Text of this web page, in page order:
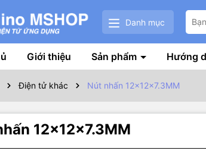
Danh mục
Giới thiệu Sản phẩm Hướng
Điện tử khác Nút nhấn 12x12x7.3MM
12x12x7.3MM